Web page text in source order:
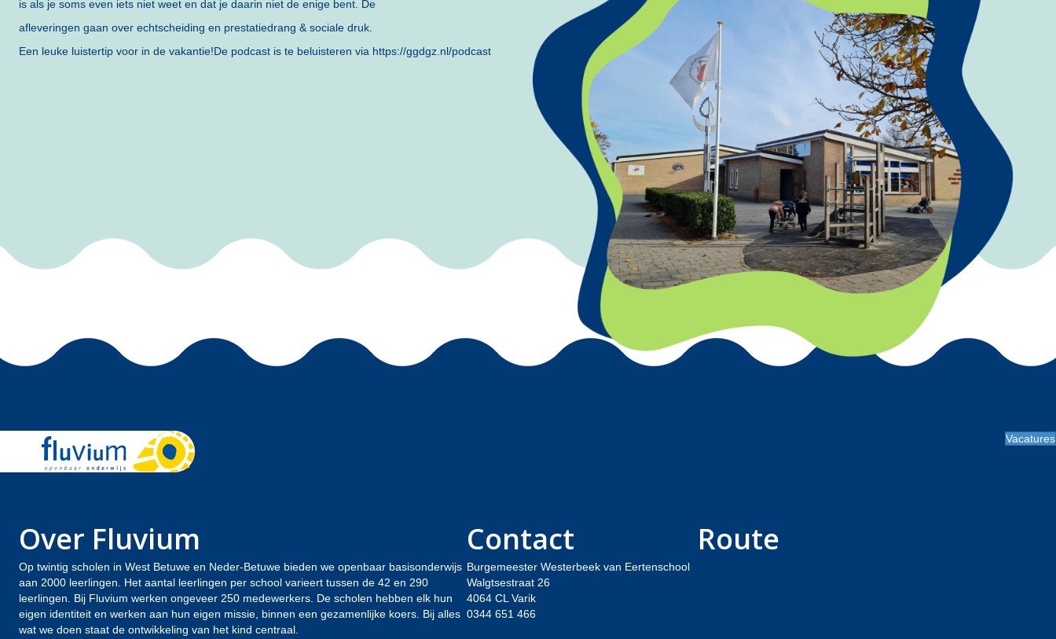
is als je soms even iets niet weet en dat je daarin niet de enige bent. De
afleveringen gaan over echtscheiding en prestatiedrang & sociale druk.
Een leuke luistertip voor in de vakantie!De podcast is te beluisteren via https://ggdgz.nl/podcast
Vacatures
Over Fluvium
Op twintig scholen in West Betuwe en Neder-Betuwe bieden we openbaar basisonderwijs
aan 2000 leerlingen. Het aantal leerlingen per school varieert tussen de 42 en 290
leerlingen. Bij Fluvium werken ongeveer 250 medewerkers. De scholen hebben elk hun
eigen identiteit en werken aan hun eigen missie, binnen een gezamenlijke koers. Bij alles
wat we doen staat de ontwikkeling van het kind centraal.
Contact
Burgemeester Westerbeek van Eertenschool
Walgtsestraat 26
4064 CL Varik
0344 651 466
Route